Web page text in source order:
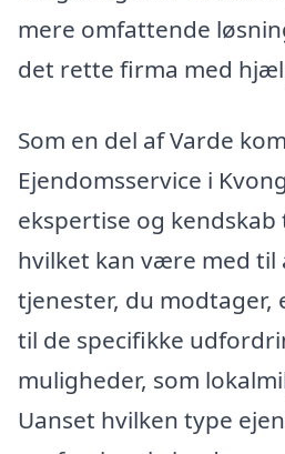
mere omfattende
det rette firma med
Som en del af Varde
Ejendomsservice i
ekspertise og
hvilket kan være med til
tjenester, du
til de specifikke
muligheder, som
Uanset hvilken type